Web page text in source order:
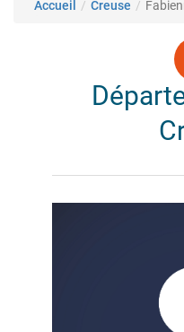
Fil d'Ariane
Accueil Creuse